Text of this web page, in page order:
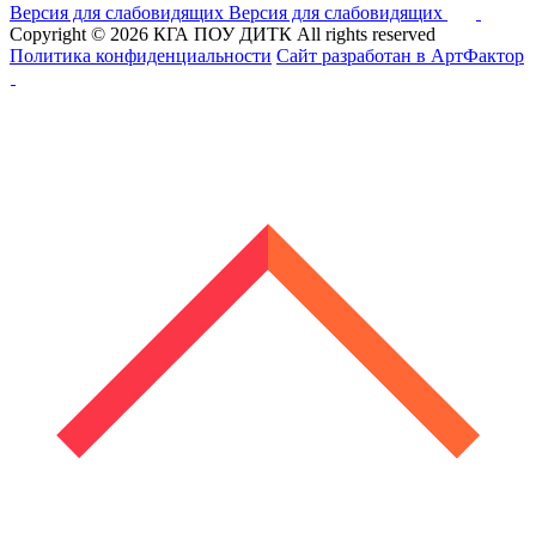
Версия для слабовидящих Версия для слабовидящих
Copyright © 2026 КГА ПОУ ДИТК All rights reserved
Политика конфиденциальности Сайт разработан в АртФактор